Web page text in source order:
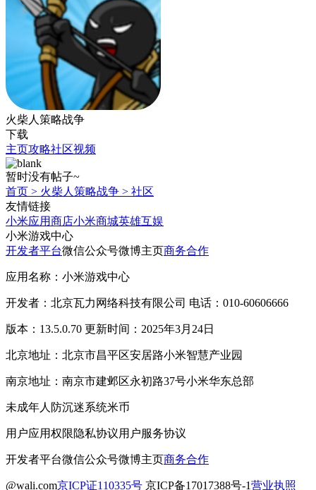
火柴人策略战争
下载
主页攻略社区视频
暂时没有帖子~
首页 > 火柴人策略战争 > 社区
友情链接
小米应用商店小米商城英雄互娱
小米游戏中心
开发者平台微信公众号微博主页商务合作
应用名称：小米游戏中心
开发者：北京瓦力网络科技有限公司 电话：010-60606666
版本：13.5.0.70 更新时间：2025年3月24日
北京地址：北京市昌平区安居路小米智慧产业园
南京地址：南京市建邺区永初路37号小米华东总部
未成年人防沉迷系统米币
用户应用权限隐私协议用户服务协议
开发者平台微信公众号微博主页商务合作
@wali.com京ICP证110335号 京ICP备17017388号-1营业执照